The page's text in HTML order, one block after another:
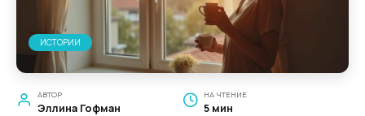
ИСТОРИИ
АВТОР
Эллина Гофман
НА ЧТЕНИЕ
5 мин